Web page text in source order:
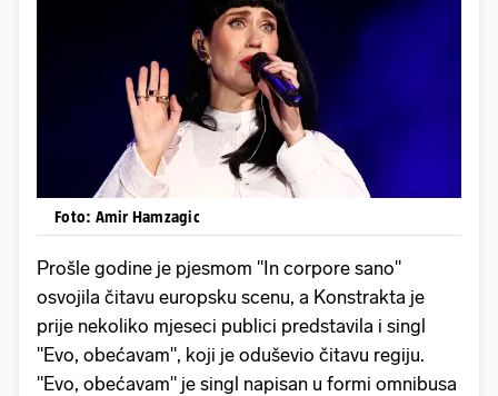
Foto: Amir Hamzagic
Prošle godine je pjesmom "In corpore sano"
osvojila čitavu europsku scenu, a Konstrakta je
prije nekoliko mjeseci publici predstavila i singl
"Evo, obećavam", koji je oduševio čitavu regiju.
"Evo, obećavam" je singl napisan u formi omnibusa